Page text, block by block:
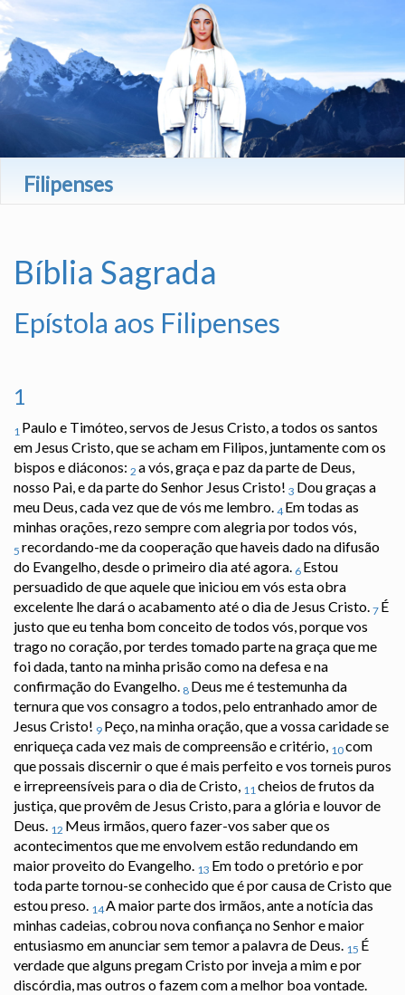
Filipenses
Bíblia Sagrada
Epístola aos Filipenses
1
1 Paulo e Timóteo, servos de Jesus Cristo, a todos os santos
em Jesus Cristo, que se acham em Filipos, juntamente com os
bispos e diáconos: 2 a vós, graça e paz da parte de Deus,
nosso Pai, e da parte do Senhor Jesus Cristo! 3 Dou graças a
meu Deus, cada vez que de vós me lembro. 4 Em todas as
minhas orações, rezo sempre com alegria por todos vós,
5 recordando-me da cooperação que haveis dado na difusão
do Evangelho, desde o primeiro dia até agora. 6 Estou
persuadido de que aquele que iniciou em vós esta obra
excelente lhe dará o acabamento até o dia de Jesus Cristo. 7 É
justo que eu tenha bom conceito de todos vós, porque vos
trago no coração, por terdes tomado parte na graça que me
foi dada, tanto na minha prisão como na defesa e na
confirmação do Evangelho. 8 Deus me é testemunha da
ternura que vos consagro a todos, pelo entranhado amor de
Jesus Cristo! 9 Peço, na minha oração, que a vossa caridade se
enriqueça cada vez mais de compreensão e critério, 10com
que possais discernir o que é mais perfeito e vos torneis puros
e irrepreensíveis para o dia de Cristo, 11cheios de frutos da
justiça, que provêm de Jesus Cristo, para a glória e louvor de
Deus. 12 Meus irmãos, quero fazer-vos saber que os
acontecimentos que me envolvem estão redundando em
maior proveito do Evangelho. 13 Em todo o pretório e por
toda parte tornou-se conhecido que é por causa de Cristo que
estou preso. 14A maior parte dos irmãos, ante a notícia das
minhas cadeias, cobrou nova confiança no Senhor e maior
entusiasmo em anunciar sem temor a palavra de Deus. 15 É
verdade que alguns pregam Cristo por inveja a mim e por
discórdia, mas outros o fazem com a melhor boa vontade.